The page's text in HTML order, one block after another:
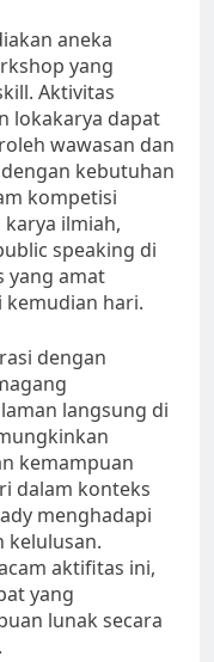
aneka
yang
Aktivitas
lokakarya dapat
wawasan dan
kebutuhan
kompetisi
ilmiah,
speaking di
yang amat
hari.
dengan
langsung di
kemampuan
dalam konteks
menghadapi
kelulusan.
aktifitas ini,
yang
lunak secara